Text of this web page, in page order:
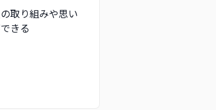
取り組みや思い
きる